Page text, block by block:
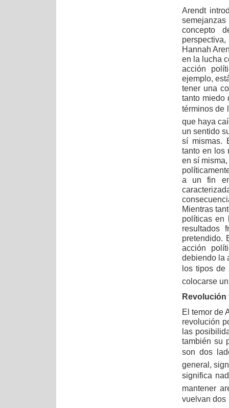
Arendt
concepto
Hannah
en la lucha
acción
ejemplo,
tener una
tanto miedo
términos de
que haya
un sentido
sí mismas.
tanto en los
en sí
a un fin
Mientras
políticas en
resultados
pretendido.
acción
debiendo la
los tipos de
colocarse
Revolución
El temor de
revolución
las
también su
son dos
general,
significa
mantener
vuelvan dos